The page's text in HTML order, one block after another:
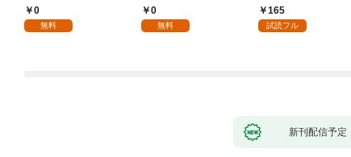
る～不人気の支援魔術
師は給料泥棒だと魔術
0
無料
魔術師～辺境の地でス
ローライフを夢見る
0
無料
売り) #1
165
試読フル
新刊配信予定